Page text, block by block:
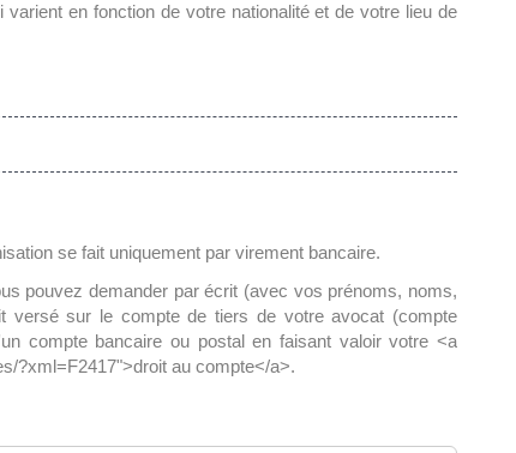
en fonction de votre nationalité et de votre lieu de
se fait uniquement par virement bancaire.
pouvez demander par écrit (avec vos prénoms, noms,
versé sur le compte de tiers de votre avocat (compte
compte bancaire ou postal en faisant valoir votre <a
?xml=F2417">droit au compte</a>.